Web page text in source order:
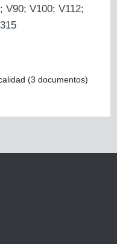
V90; V100; V112;
(3 documentos)